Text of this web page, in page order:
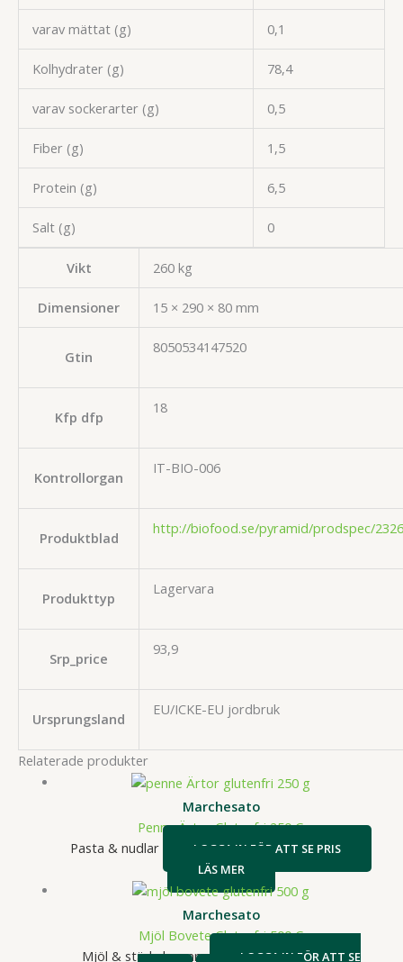
varav mättat (g) 0,1
Kolhydrater (g) 78,4
varav sockerarter (g) 0,5
Fiber (g) 1,5
Protein (g) 6,5
Salt (g) 0
Vikt 260 kg
Dimensioner 15 × 290 × 80 mm
Gtin
8050534147520
Kfp dfp
18
Kontrollorgan
IT-BIO-006
Produktblad
http://biofood.se/pyramid/prodspec/
Produkttyp
Lagervara
Srp_price
93,9
Ursprungsland
EU/ICKE-EU jordbruk
Relaterade produkter
Marchesato
Penne Ärtor Glutenfri 250 G
Pasta & nudlar
LOGGA IN FÖR ATT SE PRIS
LÄS MER
Marchesato
Mjöl Bovete Glutenfri 500 G
Mjöl & stärkelse mm
LOGGA IN FÖR ATT SE